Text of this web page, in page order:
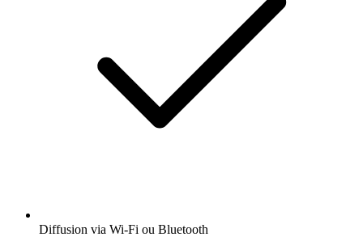
Diffusion via Wi-Fi ou Bluetooth